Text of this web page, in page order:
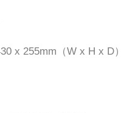
x 255mm（W x H x D）